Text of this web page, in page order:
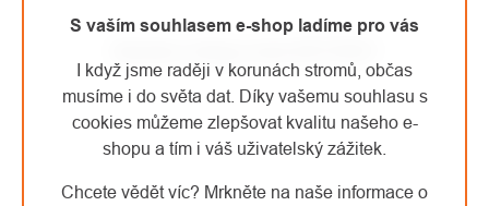
S vaším souhlasem e-shop ladíme pro vás
I když jsme raději v korunách stromů, občas
musíme i do světa dat. Díky vašemu souhlasu s
cookies můžeme zlepšovat kvalitu našeho e-
shopu a tím i váš uživatelský zážitek.
Chcete vědět víc? Mrkněte na naše informace o